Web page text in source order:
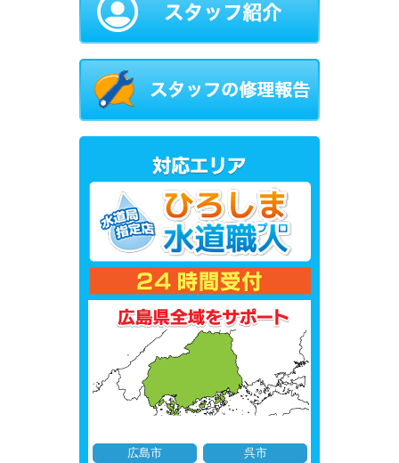
広島市
呉市